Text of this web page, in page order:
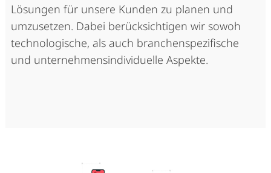
Lösungen für unsere Kunden zu planen und
umzusetzen. Dabei berücksichtigen wir sowoh
technologische, als auch branchenspezifische
und unternehmensindividuelle Aspekte.